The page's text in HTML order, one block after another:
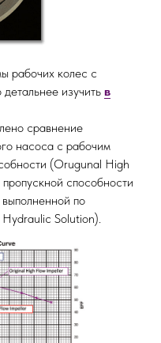
рабочих колес с
изучить в
сравнение
насоса с рабочим
(Orugunal High
способности
по
Hydraulic Solution).